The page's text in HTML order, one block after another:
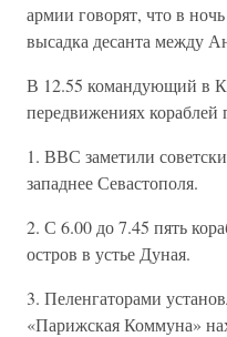
армии говорят, что в
высадка десанта между
В 12.55 командующий в
передвижениях
1. ВВС заметили
западнее Севастополя.
2. С 6.00 до 7.45 пять
остров в устье Дуная.
3. Пеленгаторами
«Парижская Коммуна»